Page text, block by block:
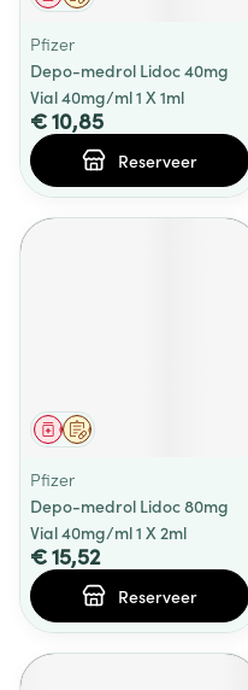
Pfizer
Depo-medrol Lidoc 40mg
Vial 40mg/ml 1 X 1ml
€ 10,85
Reserveer
Op voorschrift
Geneesmiddel
Pfizer
Depo-medrol Lidoc 80mg
Vial 40mg/ml 1 X 2ml
€ 15,52
Reserveer